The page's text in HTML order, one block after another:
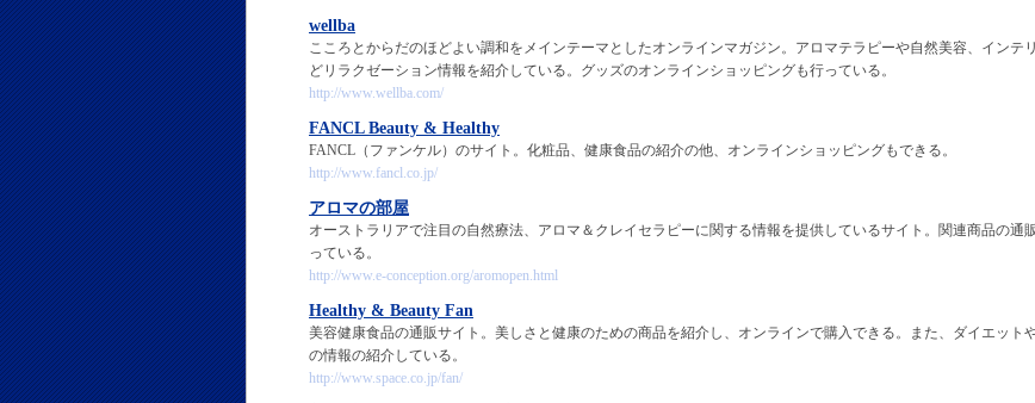
wellba
こころとからだのほどよい調和をメインテーマとしたオンラインマガジン。アロマテラピーや自然美容、インテ
どリラクゼーション情報を紹介している。グッズのオンラインショッピングも行っている。
http://www.wellba.com/
FANCL Beauty & Healthy
FANCL（ファンケル）のサイト。化粧品、健康食品の紹介の他、オンラインショッピングもできる。
http://www.fancl.co.jp/
アロマの部屋
オーストラリアで注目の自然療法、アロマ＆クレイセラピーに関する情報を提供しているサイト。関連商品の通
っている。
http://www.e-conception.org/aromopen.html
Healthy & Beauty Fan
美容健康食品の通販サイト。美しさと健康のための商品を紹介し、オンラインで購入できる。また、ダイエット
の情報の紹介している。
http://www.space.co.jp/fan/